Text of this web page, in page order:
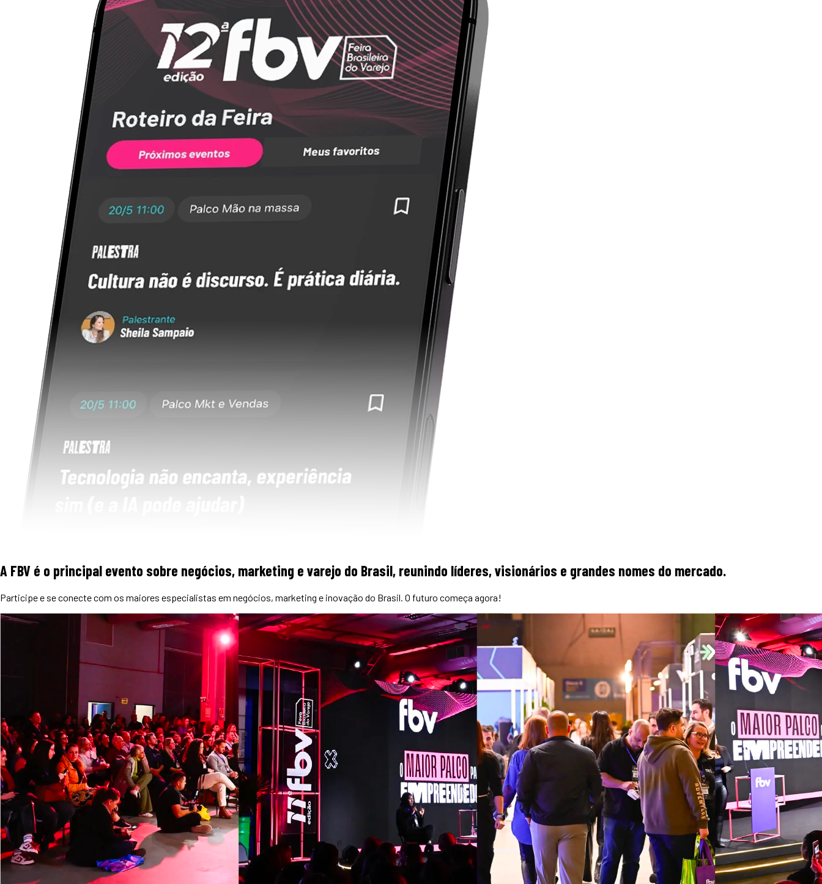
A FBV é o principal evento sobre negócios, marketing e varejo do Brasil, reunindo líderes, visionários e grandes nomes do mercado.
Participe e se conecte com os maiores especialistas em negócios, marketing e inovação do Brasil. O futuro começa agora!